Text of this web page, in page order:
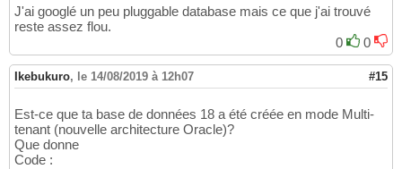
J'ai googlé un peu pluggable database mais ce que j'ai trouvé
reste assez flou.
0
0
Ikebukuro, le 14/08/2019 à 12h07 #15
Est-ce que ta base de données 18 a été créée en mode Multi-
tenant (nouvelle architecture Oracle)?
Que donne
Code :